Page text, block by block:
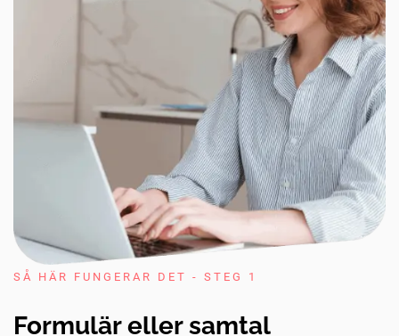
SÅ HÄR FUNGERAR DET - STEG 1
Formulär eller samtal